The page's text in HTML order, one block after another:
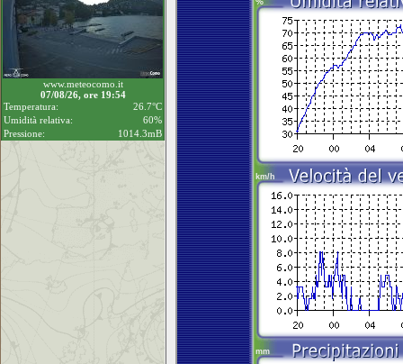
www.meteocomo.it
07/08/26, ore 19:54
Temperatura:
26.7°C
Umidità relativa:
60%
Pressione:
1014.3mB